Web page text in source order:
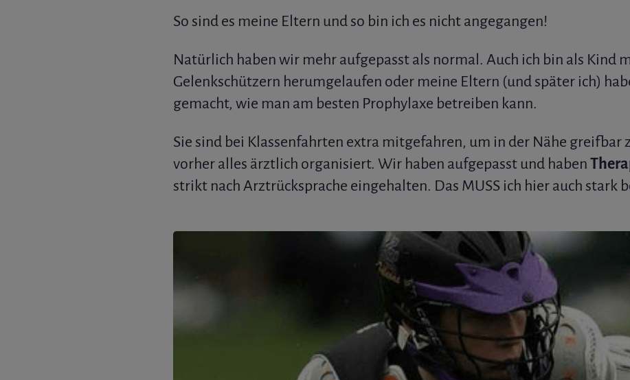
So sind es meine Eltern und so bin ich es nicht angegangen!
Natürlich haben wir mehr aufgepasst als normal. Auch ich bin als Kind
Gelenkschützern herumgelaufen oder meine Eltern (und später ich)
gemacht, wie man am besten Prophylaxe betreiben kann.
Sie sind bei Klassenfahrten extra mitgefahren, um in der Nähe greifbar
vorher alles ärztlich organisiert. Wir haben aufgepasst und haben
strikt nach Arztrücksprache eingehalten. Das MUSS ich hier auch stark